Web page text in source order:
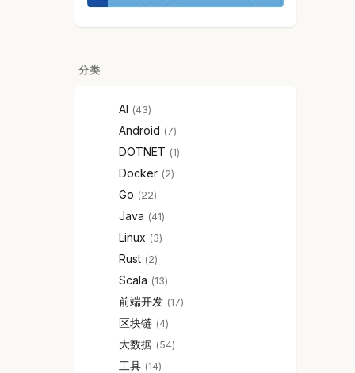
分类
AI 43
Android 7
DOTNET 1
Docker 2
Go 22
Java 41
Linux 3
Rust 2
Scala 13
前端开发 17
区块链 4
大数据 54
工具 14